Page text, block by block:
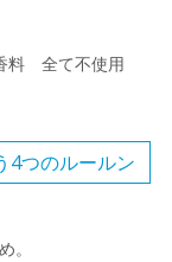
料 全て不使用
4つのルールン
。